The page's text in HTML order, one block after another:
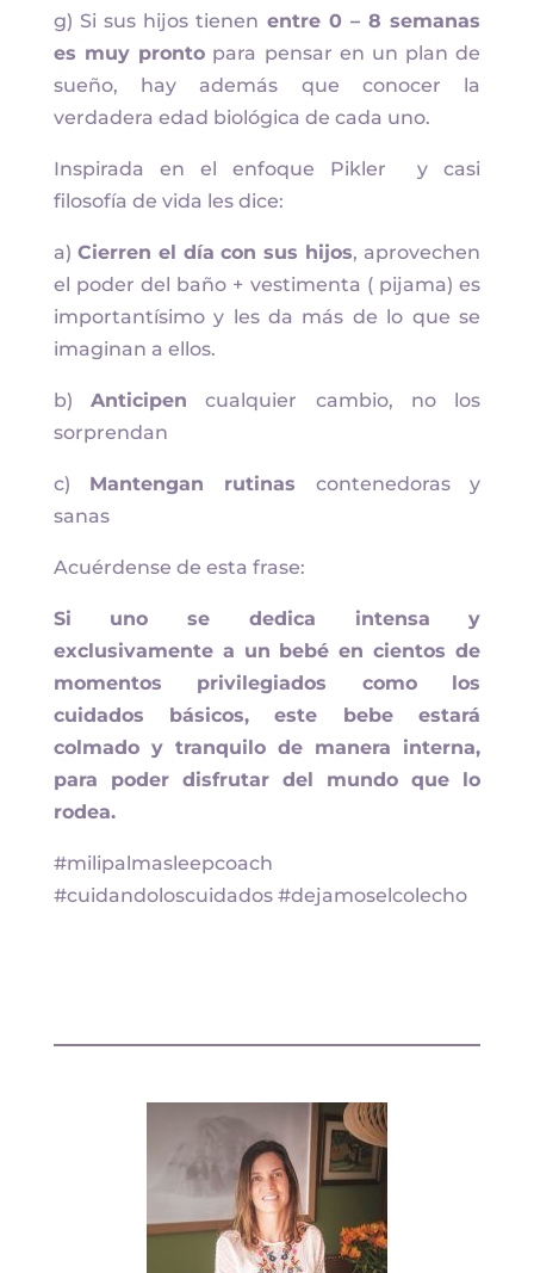
g) Si sus hijos tienen entre 0 – 8 semanas
es muy pronto para pensar en un plan de
sueño, hay además que conocer la
verdadera edad biológica de cada uno.
Inspirada en el enfoque Pikler y casi
filosofía de vida les dice:
a) Cierren el día con sus hijos, aprovechen
el poder del baño + vestimenta ( pijama) es
importantísimo y les da más de lo que se
imaginan a ellos.
b)Anticipen cualquier cambio, no los
sorprendan
c) Mantengan rutinascontenedoras y
sanas
Acuérdense de esta frase:
Si uno se dedica intensa y
exclusivamente a un bebé en cientos de
momentos privilegiados como los
cuidados básicos, este bebe estará
colmado y tranquilo de manera interna,
para poder disfrutar del mundo que lo
rodea.
#milipalmasleepcoach
#cuidandoloscuidados #dejamoselcolecho